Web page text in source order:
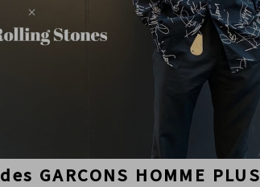
GARCONS HOMME PLUS